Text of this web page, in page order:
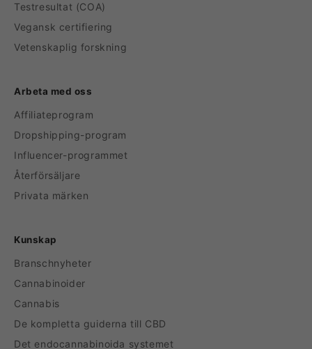
Testresultat (COA)
Vegansk certifiering
Vetenskaplig forskning
Arbeta med oss
Affiliateprogram
Dropshipping-program
Influencer-programmet
Återförsäljare
Privata märken
Kunskap
Branschnyheter
Cannabinoider
Cannabis
De kompletta guiderna till CBD
Det endocannabinoida systemet